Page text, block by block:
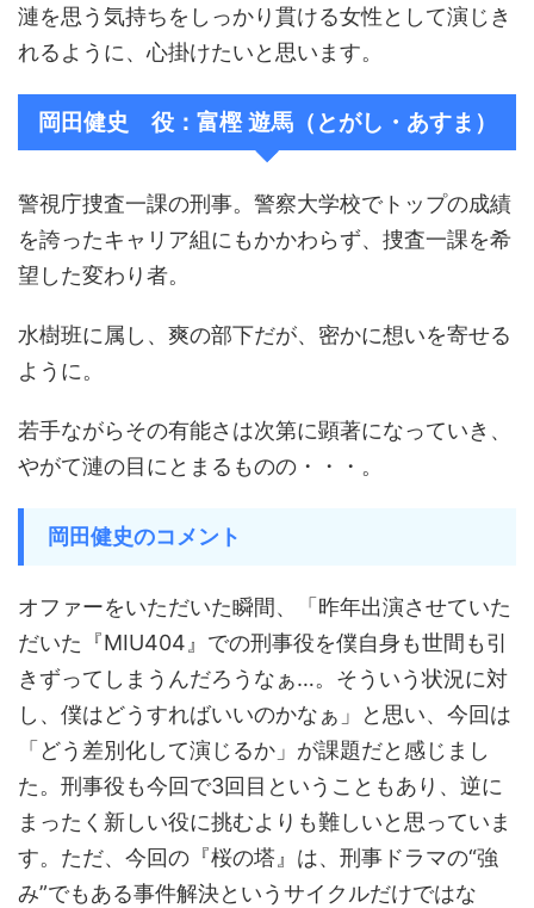
漣を思う気持ちをしっかり貫ける女性として演じき
れるように、心掛けたいと思います。
岡田健史 役：富樫 遊馬（とがし・あすま）
警視庁捜査一課の刑事。警察大学校でトップの成績
を誇ったキャリア組にもかかわらず、捜査一課を希
望した変わり者。
水樹班に属し、爽の部下だが、密かに想いを寄せる
ように。
若手ながらその有能さは次第に顕著になっていき、
やがて漣の目にとまるものの・・・。
岡田健史のコメント
オファーをいただいた瞬間、「昨年出演させていた
だいた『MIU404』での刑事役を僕自身も世間も引
きずってしまうんだろうなぁ…。そういう状況に対
し、僕はどうすればいいのかなぁ」と思い、今回は
「どう差別化して演じるか」が課題だと感じまし
た。刑事役も今回で3回目ということもあり、逆に
まったく新しい役に挑むよりも難しいと思っていま
す。ただ、今回の『桜の塔』は、刑事ドラマの“強
み”でもある事件解決というサイクルだけではな